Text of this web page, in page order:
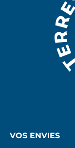
VOS ENVIES